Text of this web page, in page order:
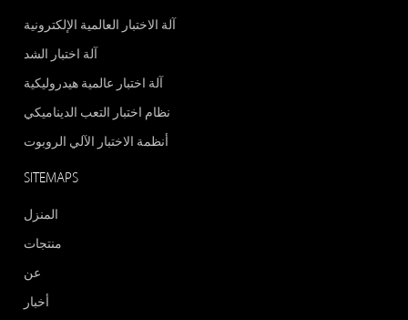
آلة الاختبار العالمية الإلكترونية
آلة اختبار الشد
آلة اختبار عالمية هيدروليكية
نظام اختبار التعب الديناميكي
أنظمة الاختبار الآلي الروبوت
SITEMAPS
المنزل
منتجات
عن
أخبار